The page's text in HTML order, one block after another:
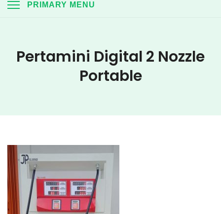
PRIMARY MENU
Pertamini Digital 2 Nozzle
Portable